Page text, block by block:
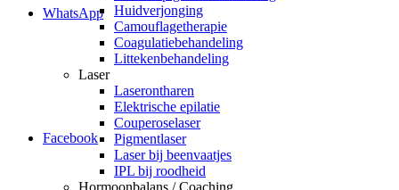
WhatsApp
Facebook
Huidverjonging
Camouflagetherapie
Coagulatiebehandeling
Littekenbehandeling
Laser
Laserontharen
Elektrische epilatie
Couperoselaser
Pigmentlaser
Laser bij beenvaatjes
IPL bij roodheid
Hormoonbalans / Coaching